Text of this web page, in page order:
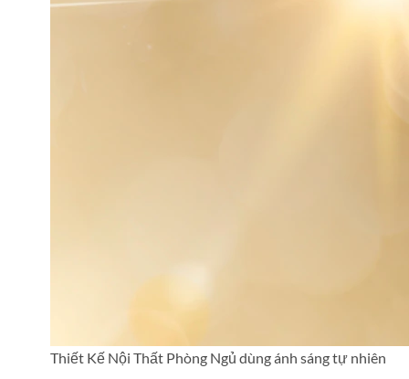
Thiết Kế Nội Thất Phòng Ngủ dùng ánh sáng tự nhiên